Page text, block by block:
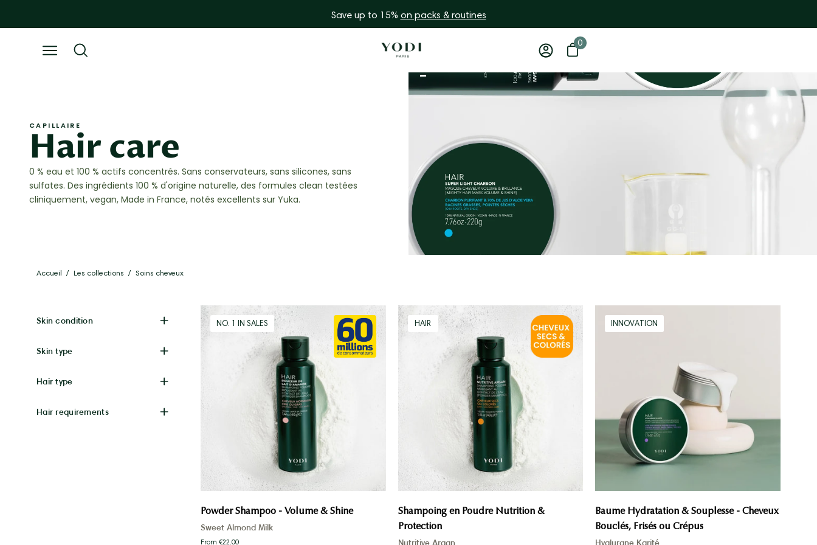
Save up to 15% on packs & routines
Open
Open
My
account
Open basket
0
0 items
CAPILLAIRE
Hair care
0 % eau et 100 % actifs concentrés. Sans conservateurs, sans silicones, sans
sulfates. Des ingrédients 100 % d'origine naturelle, des formules clean testées
cliniquement, vegan, Made in France, notés excellents sur Yuka.
Accueil / Les collections / Soins cheveux
Hair requirements
Hair type
Skin type
Skin condition NO. 1 IN SALES
shampoing
lait
d'amande
fond
poudre
mousse
Powder Shampoo - Volume & Shine
Sweet Almond Milk
From €22.00
HAIR
shampoing
argan
fond
poudre
mousse
Shampoing en Poudre Nutrition &
Protection
Nutritive Argan
INNOVATION
bouclés,
frisés,
crépus,
très
secs
Baume Hydratation & Souplesse - Cheveux
Bouclés, Frisés ou Crépus
Hyalurane Karité